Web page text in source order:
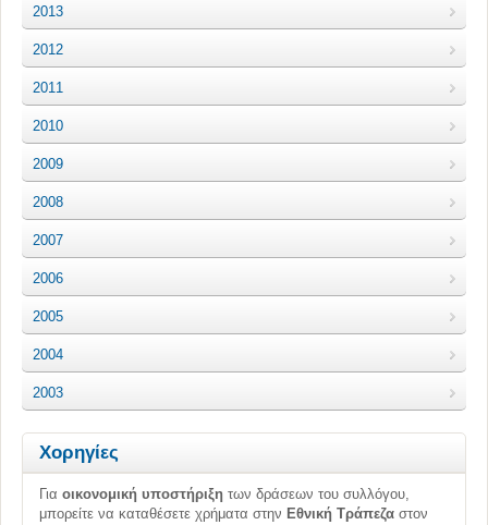
2013
2012
2011
2010
2009
2008
2007
2006
2005
2004
2003
Χορηγίες
Για οικονομική υποστήριξη των δράσεων του συλλόγου,
μπορείτε να καταθέσετε χρήματα στην Εθνική Τράπεζα στον